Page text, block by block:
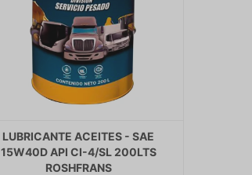
LUBRICANTE ACEITES - SAE
15W40D API CI-4/SL 200LTS
ROSHFRANS